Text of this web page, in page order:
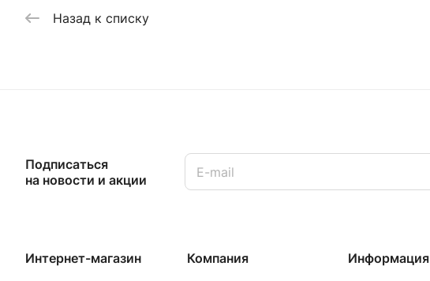
Назад к списку
Подписаться
на новости и акции
Интернет-магазин Компания Информация